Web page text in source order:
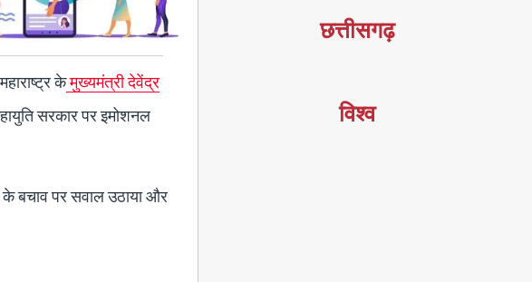
केमुख्यमंत्री देवेंद्र
सरकार पर इमोशनल
के बचाव पर सवाल उठाया और
छत्तीसगढ़
विश्व